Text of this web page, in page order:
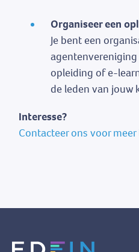
Organiseer een
Je bent een
opleiding of e-
de leden van jouw
Interesse?
Contacteer ons voor